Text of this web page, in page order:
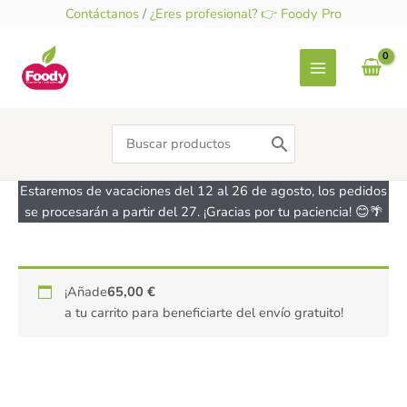
contenido
Contáctanos / ¿Eres profesional? 👉 Foody Pro
Search
for:
Estaremos de vacaciones del 12 al 26 de agosto, los pedidos
se procesarán a partir del 27. ¡Gracias por tu paciencia! 😊🌴
¡Añade65,00€
a tu carrito para beneficiarte del envío gratuito!
Sazonador
para
pescado